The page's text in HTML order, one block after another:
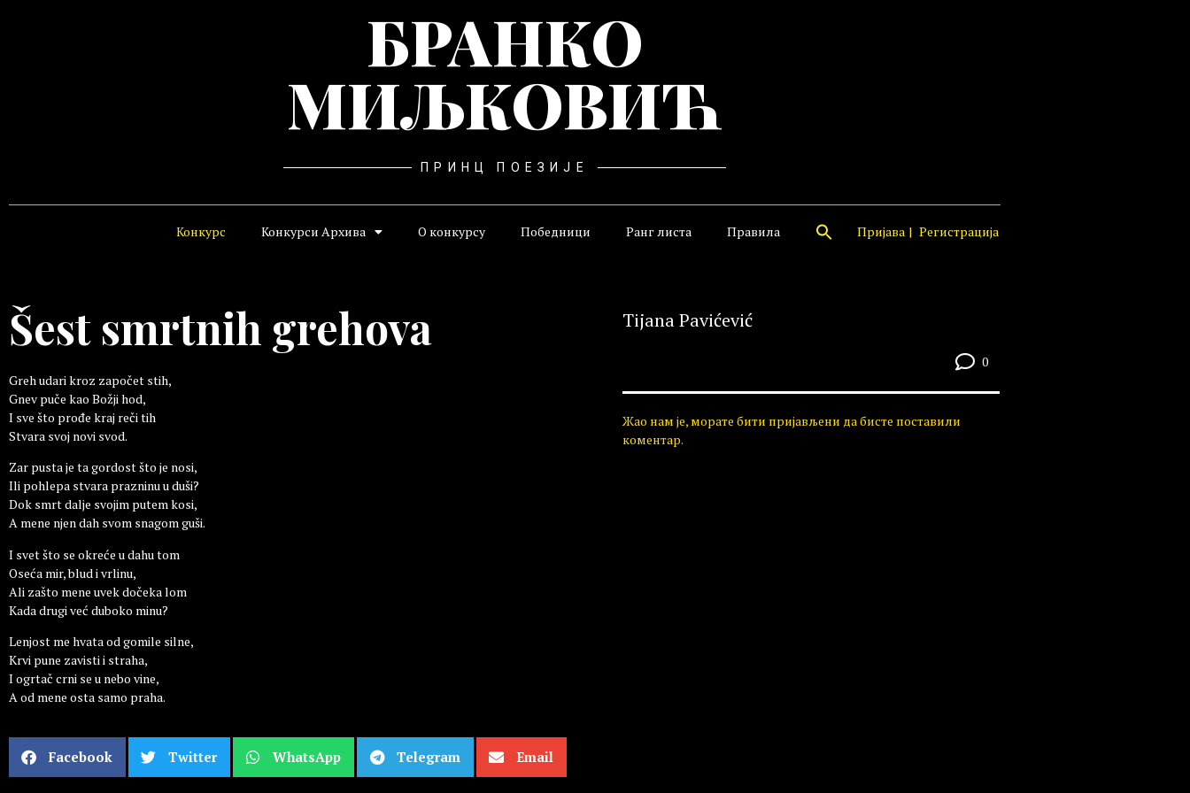
БРАНКО
МИЉКОВИЋ
ПРИНЦ ПОЕЗИЈЕ
Конкурс Конкурси Архива О конкурсу Победници Ранг листа Правила Пријава Регистрација
Šest smrtnih grehova
Greh udari kroz započet stih,
Gnev puče kao Božji hod,
I sve što prođe kraj reči tih
Stvara svoj novi svod.
Zar pusta je ta gordost što je nosi,
Ili pohlepa stvara prazninu u duši?
Dok smrt dalje svojim putem kosi,
A mene njen dah svom snagom guši.
I svet što se okreće u dahu tom
Oseća mir, blud i vrlinu,
Ali zašto mene uvek dočeka lom
Kada drugi već duboko minu?
Lenjost me hvata od gomile silne,
Krvi pune zavisti i straha,
I ogrtač crni se u nebo vine,
A od mene osta samo praha.
Facebook Twitter WhatsApp Telegram Email
Tijana Pavićević
0
Жао нам је, морате бити пријављени да бисте поставили
коментар.